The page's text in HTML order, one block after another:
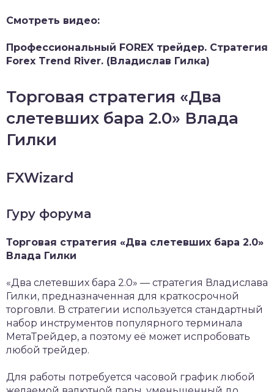
Смотреть видео:
Профессиональный FOREX трейдер. Стратегия
Forex Trend River. (Владислав Гилка)
Торговая стратегия «Два
слетевших бара 2.0» Влада
Гилки
FXWizard
Гуру форума
Торговая стратегия «Два слетевших бара 2.0»
Влада Гилки
«Два слетевших бара 2.0» — стратегия Владислава
Гилки, предназначенная для краткосрочной
торговли. В стратегии используется стандартный
набор инструментов популярного терминала
МетаТрейдер, а поэтому её может испробовать
любой трейдер.
Для работы потребуется часовой график любой